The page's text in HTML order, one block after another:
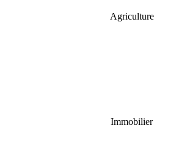
Agriculture
Immobilier